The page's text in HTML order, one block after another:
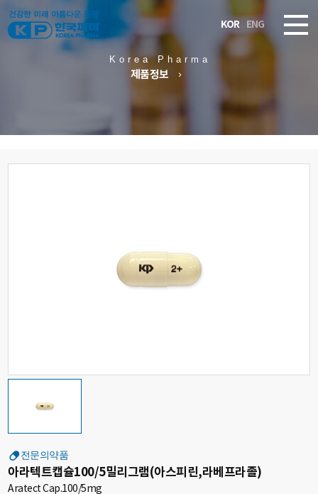
KOR ENG
Korea Pharma
제품정보
전문의약품
아라텍트캡슐100/5밀리그램(아스피린,라베프라졸)
Aratect Cap.100/5mg